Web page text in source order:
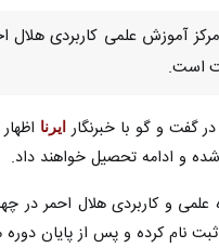
است.
در گفت و گو با خبرنگار ایرنا
و ادامه تحصیل خواهند داد.
علمی و کاربردی هلال احمر
نام کرده و پس از پایان دوره